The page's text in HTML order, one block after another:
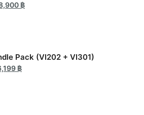
฿
Pack (VI202 + VI301)
฿